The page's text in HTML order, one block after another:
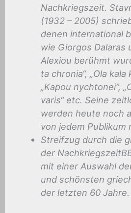
Nachkriegszeit.
(1932 – 2005)
denen international
wie Giorgos Dalaras
Alexiou berühmt
ta chronia“, „Ola kala
„Kapou nychtonei“,
varis“ etc. Seine
werden heute noch
von jedem Publikum
Streifzug durch die
der NachkriegszeitB
mit einer Auswahl
und schönsten
der letzten 60 Jahre.